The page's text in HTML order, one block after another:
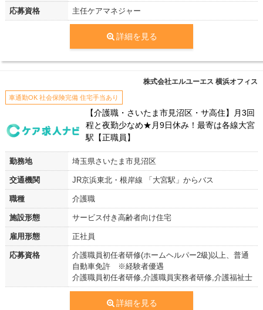
応募資格 主任ケアマネジャー
詳細を見る
株式会社エルユーエス 横浜オフィス
車通勤OK 社会保険完備 住宅手当あり
【介護職・さいたま市見沼区・サ高住】月3回
程と夜勤少なめ★月9日休み！最寄は各線大宮
駅【正職員】
勤務地 埼玉県さいたま市見沼区
交通機関 JR京浜東北・根岸線 「大宮駅」からバス
職種 介護職
施設形態 サービス付き高齢者向け住宅
雇用形態 正社員
応募資格
介護職員初任者研修(ホームヘルパー2級)以上、普通
自動車免許 ※経験者優遇
介護職員初任者研修,介護職員実務者研修,介護福祉士
詳細を見る